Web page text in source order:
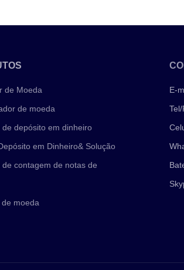
de Moeda
de moeda
de depósito em dinheiro
em Dinheiro& Solução
de contagem de notas de
moeda
E-